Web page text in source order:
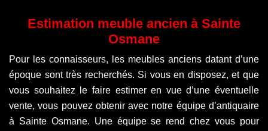
Estimation meuble ancien à Sainte
Osmane
Pour les connaisseurs, les meubles anciens datant d’une
époque sont très recherchés. Si vous en disposez, et que
vous souhaitez le faire estimer en vue d’une éventuelle
vente, vous pouvez obtenir avec notre équipe d’antiquaire
à Sainte Osmane. Une équipe se rend chez vous pour